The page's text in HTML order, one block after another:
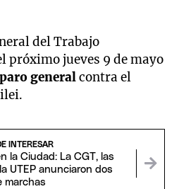
del Trabajo
próximo jueves 9 de mayo
parogeneralcontra el
INTERESAR
la Ciudad: La CGT, las
UTEP anunciaron dos
marchas